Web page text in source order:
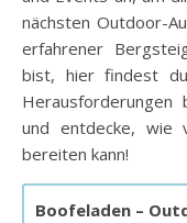
nächsten Outdoor-
erfahrener
bist, hier findest
Herausforderungen
und entdecke, wie
bereiten kann!
Boofeladen –